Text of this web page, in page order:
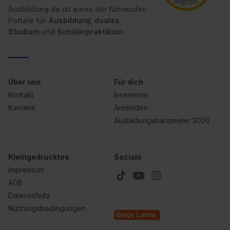
Ausbildung.de ist eines der führenden
Portale für Ausbildung, duales
Studium und Schülerpraktikum.
Über uns
Kontakt
Karriere
Für dich
Inserieren
Anmelden
Ausbildungsbarometer 2026
Kleingedrucktes
Impressum
AGB
Datenschutz
Nutzungsbedingungen
Socials